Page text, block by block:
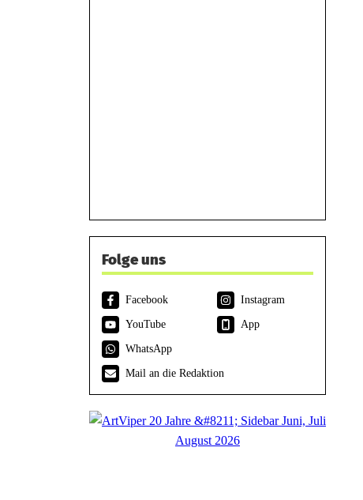
Folge uns
Facebook
Instagram
YouTube
App
WhatsApp
Mail an die Redaktion